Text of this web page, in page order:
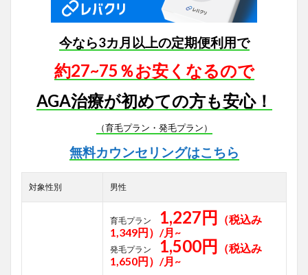
今なら3カ月以上の定期便利用で
約27~75％お安くなるので
AGA治療が初めての方も安心！
（育毛プラン・発毛プラン）
無料カウンセリングはこちら
対象性別 男性
育毛プラン 1,227円 （税込み
1,349円）/月~
発毛プラン 1,500円 （税込み
1,650円）/月~